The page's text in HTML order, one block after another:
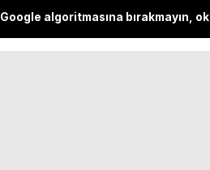
Google algoritmasına bırakmayın,